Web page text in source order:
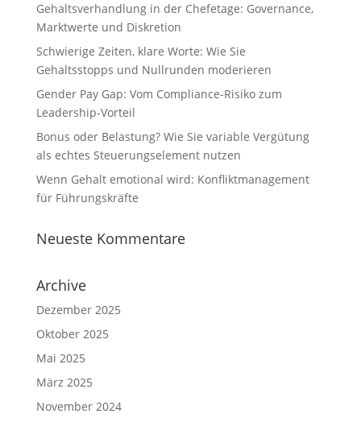
Gehaltsverhandlung in der Chefetage: Governance,
Marktwerte und Diskretion
Schwierige Zeiten, klare Worte: Wie Sie
Gehaltsstopps und Nullrunden moderieren
Gender Pay Gap: Vom Compliance-Risiko zum
Leadership-Vorteil
Bonus oder Belastung? Wie Sie variable Vergütung
als echtes Steuerungselement nutzen
Wenn Gehalt emotional wird: Konfliktmanagement
für Führungskräfte
Neueste Kommentare
Archive
Dezember 2025
Oktober 2025
Mai 2025
März 2025
November 2024